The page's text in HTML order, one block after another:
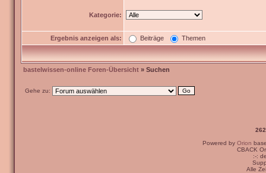
Kategorie:
Ergebnis anzeigen als: Beiträge Themen
bastelwissen-online Foren-Übersicht » Suchen
Gehe zu:
Powered by Orion
CBACK
:-:
Alle